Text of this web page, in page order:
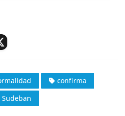
confirma
Sudeban